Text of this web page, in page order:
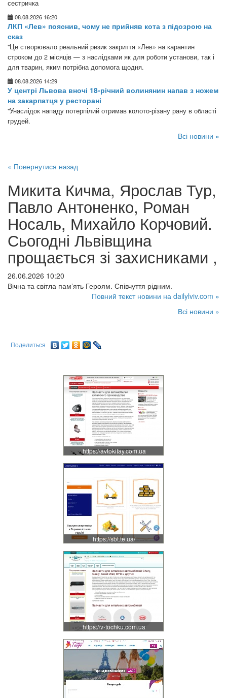
сестричка
08.08.2026 16:20
ЛКП «Лев» пояснив, чому не прийняв кота з підозрою на
сказ
"Це створювало реальний ризик закриття «Лев» на карантин
строком до 2 місяців — з наслідками як для роботи установи, так і
для тварин, яким потрібна допомога щодня.
08.08.2026 14:29
У центрі Львова вночі 18-річний волинянин напав з ножем
на закарпатця у ресторані
"Унаслідок нападу потерпілий отримав колото-різану рану в області
грудей.
Всі новини »
« Повернутися назад
Микита Кичма, Ярослав Тур,
Павло Антоненко, Роман
Носаль, Михайло Корчовий.
Сьогодні Львівщина
прощається зі захисниками ,
26.06.2026 10:20
Вічна та світла памʼять Героям. Співчуття рідним.
Повний текст новини на dailylviv.com »
Всі новини »
Поделиться
https://avtokitay.com.ua
https://sbt.te.ua/
https://v-tochku.com.ua